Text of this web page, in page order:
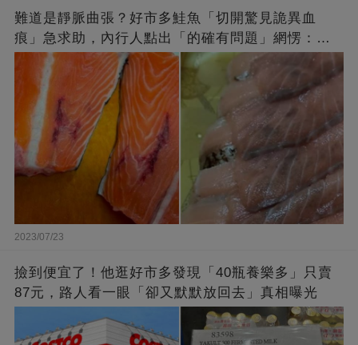
難道是靜脈曲張？好市多鮭魚「切開驚見詭異血
痕」急求助，內行人點出「的確有問題」網愣：不
退貨照吃
2023/07/23
撿到便宜了！他逛好市多發現「40瓶養樂多」只賣
87元，路人看一眼「卻又默默放回去」真相曝光